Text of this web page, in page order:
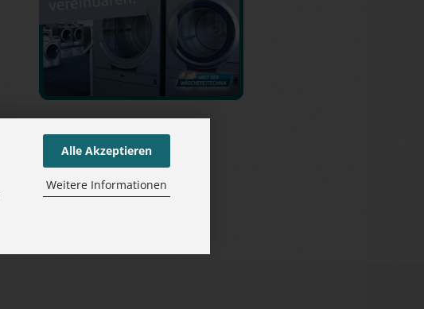
Alle Akzeptieren
Weitere Informationen